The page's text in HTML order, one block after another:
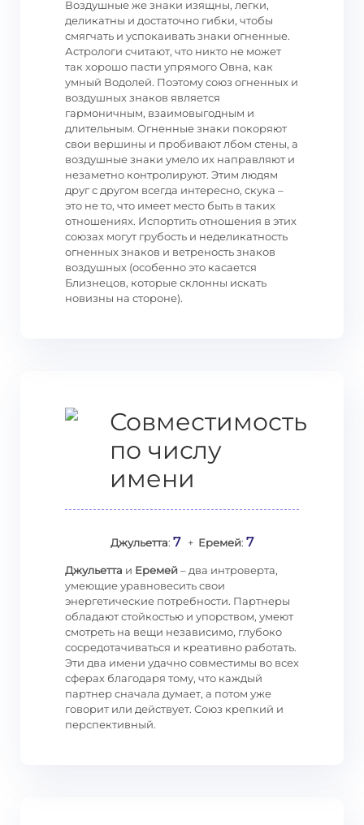
Воздушные же знаки изящны, легки,
деликатны и достаточно гибки, чтобы
смягчать и успокаивать знаки огненные.
Астрологи считают, что никто не может
так хорошо пасти упрямого Овна, как
умный Водолей. Поэтому союз огненных и
воздушных знаков является
гармоничным, взаимовыгодным и
длительным. Огненные знаки покоряют
свои вершины и пробивают лбом стены, а
воздушные знаки умело их направляют и
незаметно контролируют. Этим людям
друг с другом всегда интересно, скука –
это не то, что имеет место быть в таких
отношениях. Испортить отношения в этих
союзах могут грубость и неделикатность
огненных знаков и ветреность знаков
воздушных (особенно это касается
Близнецов, которые склонны искать
новизны на стороне).
Совместимость
по числу
имени
Джульетта: 7+ Еремей: 7
Джульетта и Еремей– два интроверта,
умеющие уравновесить свои
энергетические потребности. Партнеры
обладают стойкостью и упорством, умеют
смотреть на вещи независимо, глубоко
сосредотачиваться и креативно работать.
Эти два имени удачно совместимы во всех
сферах благодаря тому, что каждый
партнер сначала думает, а потом уже
говорит или действует. Союз крепкий и
перспективный.